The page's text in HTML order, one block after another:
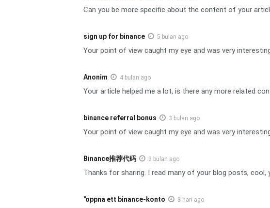
Can you be more specific about the content of your
sign up for binance 5 bulan ago
Your point of view caught my eye and was very
Anonim 4 bulan ago
Your article helped me a lot, is there any more related
binance referral bonus 3 bulan ago
Your point of view caught my eye and was very
Binance推荐代码 3 bulan ago
Thanks for sharing. I read many of your blog posts, cool,
"oppna ett binance-konto 3 hari ago